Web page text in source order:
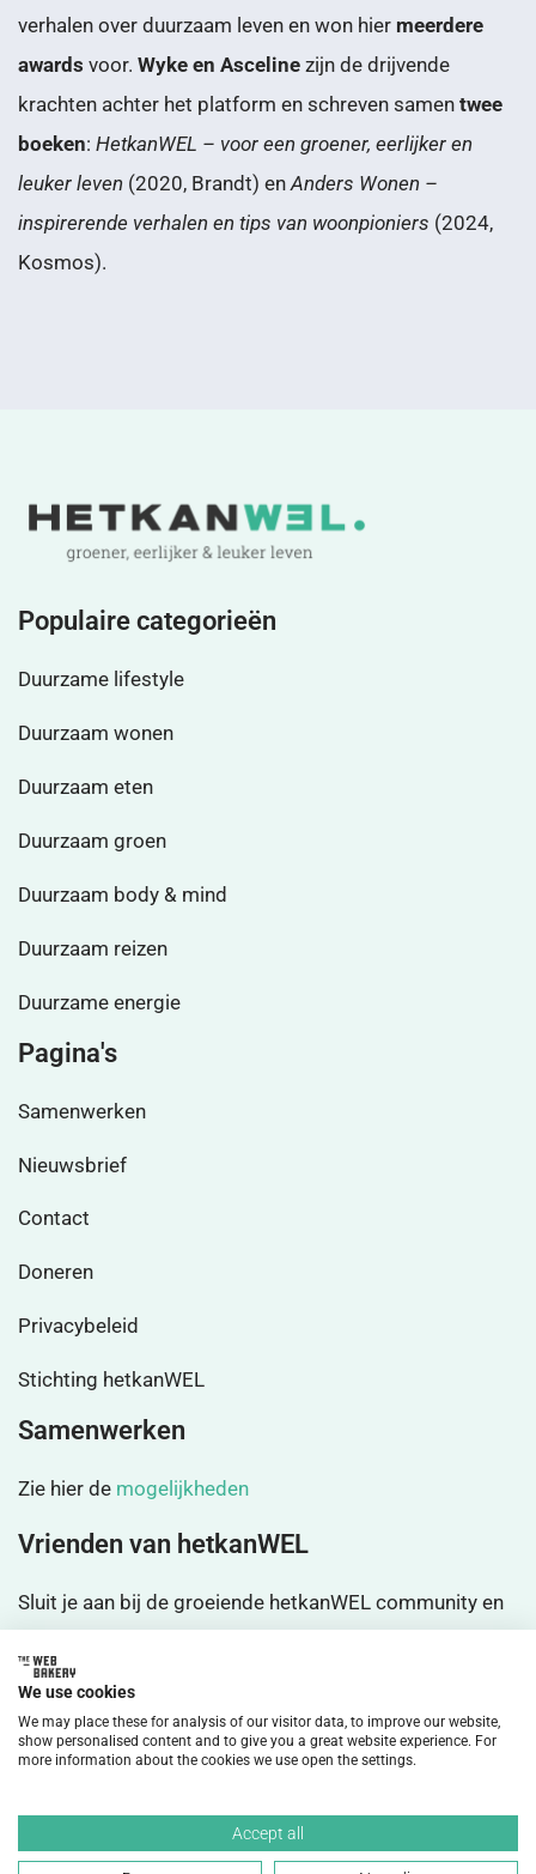
verhalen over duurzaam leven en won hier meerdere
awards voor. Wyke en Asceline zijn de drijvende
krachten achter het platform en schreven samen twee
boeken: HetkanWEL – voor een groener, eerlijker en
leuker leven (2020, Brandt) enAnders Wonen –
inspirerende verhalen en tips van woonpioniers (2024,
Kosmos).
Populaire categorieën
Duurzame lifestyle
Duurzaam wonen
Duurzaam eten
Duurzaam groen
Duurzaam body & mind
Duurzaam reizen
Duurzame energie
Pagina's
Samenwerken
Nieuwsbrief
Contact
Doneren
Privacybeleid
Stichting hetkanWEL
Samenwerken
Zie hier de mogelijkheden
Vrienden van hetkanWEL
Sluit je aan bij de groeiende hetkanWEL community en
©2026 HetkanWEL Alle rechten voorbehouden.
Disclaimer
We use cookies
We may place these for analysis of our visitor data, to improve our website,
show personalised content and to give you a great website experience. For
more information about the cookies we use open the settings.
Accept all